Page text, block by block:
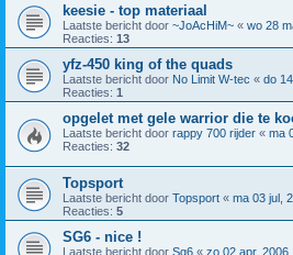
keesie - top materiaal
Laatste bericht door ~JoAcHiM~ « wo 28
Reacties: 13
yfz-450 king of the quads
Laatste bericht door No Limit W-tec « do
Reacties: 1
opgelet met gele warrior die te
Laatste bericht door rappy 700 rijder « ma
Reacties: 32
Topsport
Laatste bericht door Topsport « ma 03 jul,
Reacties: 5
SG6 - nice !
Laatste bericht door Sg6 « zo 02 apr, 2006